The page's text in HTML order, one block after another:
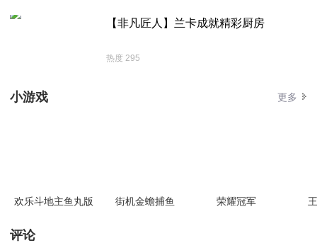
【非凡匠人】兰卡成就精彩厨房
热度 295
小游戏 更多
欢乐斗地主鱼丸版 街机金蟾捕鱼 荣耀冠军
评论